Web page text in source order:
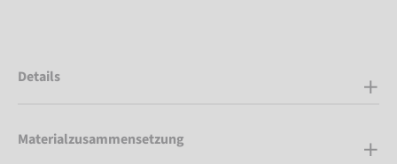
Details
Materialzusammensetzung